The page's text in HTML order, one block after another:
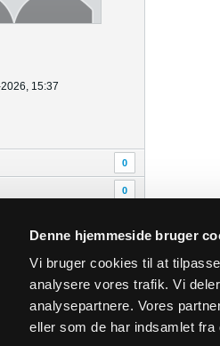
Denne hjemmeside bruger
Vi bruger cookies til at
analysere vores trafik. Vi
analysepartnere. Vores
eller som de har indsamlet fra
15:37
0
0